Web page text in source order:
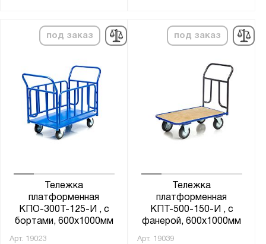
под заказ
Тележка
платформенная
КПО-300Т-125-И , с
бортами, 600х1000мм
Арт. 19023
под заказ
Тележка
платформенная
КПТ-500-150-И , с
фанерой, 600х1000мм
Арт. 19039
Да
нет
Материал колёс:
Литые
Нейлон
Нейлон / металл
Резина
Тип колёс: